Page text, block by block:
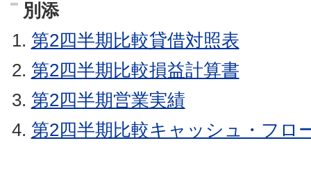
別添
第2四半期比較貸借対照表
第2四半期比較損益計算書
第2四半期営業実績
第2四半期比較キャッシュ・フロ